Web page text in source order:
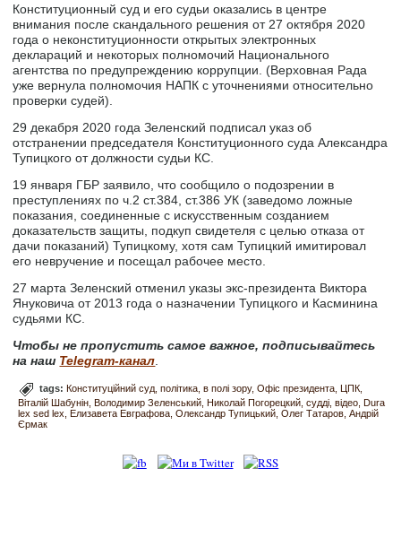
Конституционный суд и его судьи оказались в центре
внимания после скандального решения от 27 октября 2020
года о неконституционности открытых электронных
деклараций и некоторых полномочий Национального
агентства по предупреждению коррупции. (Верховная Рада
уже вернула полномочия НАПК с уточнениями относительно
проверки судей).
29 декабря 2020 года Зеленский подписал указ об
отстранении председателя Конституционного суда Александра
Тупицкого от должности судьи КС.
19 января ГБР заявило, что сообщило о подозрении в
преступлениях по ч.2 ст.384, ст.386 УК (заведомо ложные
показания, соединенные с искусственным созданием
доказательств защиты, подкуп свидетеля с целью отказа от
дачи показаний) Тупицкому, хотя сам Тупицкий имитировал
его невручение и посещал рабочее место.
27 марта Зеленский отменил указы экс-президента Виктора
Януковича от 2013 года о назначении Тупицкого и Касминина
судьями КС.
Чтобы не пропустить самое важное, подписывайтесь
на наш Telegram-канал
tags:Конституційний суд політика в полі зору Офіс президента ЦПК
Віталій Шабунін Володимир Зеленський Николай Погорецкий судді відео Dura
lex sed lex
Елизавета Евграфова Олександр Тупицький Олег Татаров Андрій
Єрмак